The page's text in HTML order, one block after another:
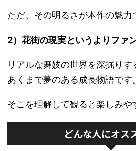
ただ、その明るさが本作の魅力
2）花街の現実というよりファ
リアルな舞妓の世界を深掘りす
あくまで夢のある成長物語です。
そこを理解して観ると楽しみや
どんな人にオス